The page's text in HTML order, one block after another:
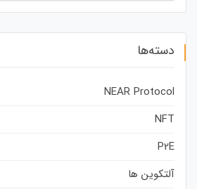
دسته‌ها
NEAR Protocol
NFT
P2E
آلتکوین ها